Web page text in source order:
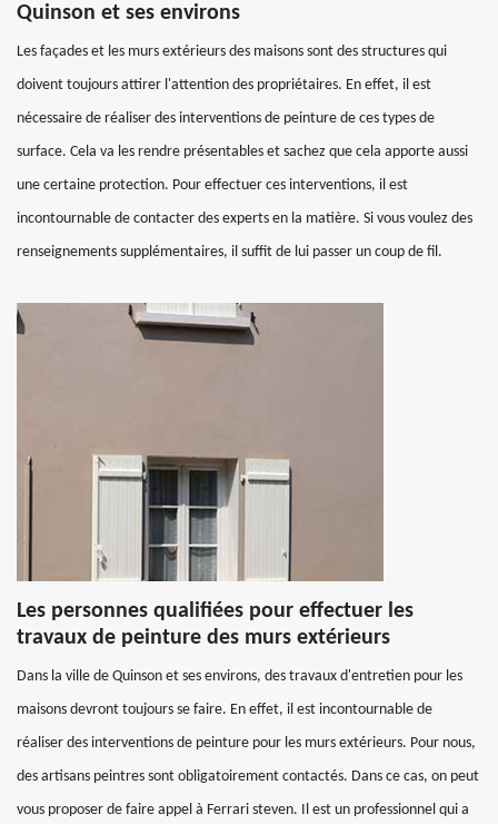
Quinson et ses environs
Les façades et les murs extérieurs des maisons sont des structures qui
doivent toujours attirer l'attention des propriétaires. En effet, il est
nécessaire de réaliser des interventions de peinture de ces types de
surface. Cela va les rendre présentables et sachez que cela apporte aussi
une certaine protection. Pour effectuer ces interventions, il est
incontournable de contacter des experts en la matière. Si vous voulez des
renseignements supplémentaires, il suffit de lui passer un coup de fil.
Les personnes qualifiées pour effectuer les
travaux de peinture des murs extérieurs
Dans la ville de Quinson et ses environs, des travaux d'entretien pour les
maisons devront toujours se faire. En effet, il est incontournable de
réaliser des interventions de peinture pour les murs extérieurs. Pour nous,
des artisans peintres sont obligatoirement contactés. Dans ce cas, on peut
vous proposer de faire appel à Ferrari steven. Il est un professionnel qui a